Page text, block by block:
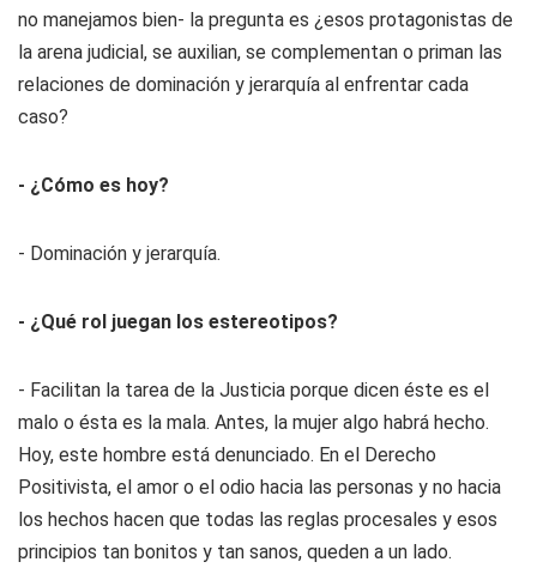
no manejamos bien- la pregunta es ¿esos protagonistas de
la arena judicial, se auxilian, se complementan o priman las
relaciones de dominación y jerarquía al enfrentar cada
caso?
- ¿Cómo es hoy?
- Dominación y jerarquía.
- ¿Qué rol juegan los estereotipos?
- Facilitan la tarea de la Justicia porque dicen éste es el
malo o ésta es la mala. Antes, la mujer algo habrá hecho.
Hoy, este hombre está denunciado. En el Derecho
Positivista, el amor o el odio hacia las personas y no hacia
los hechos hacen que todas las reglas procesales y esos
principios tan bonitos y tan sanos, queden a un lado.